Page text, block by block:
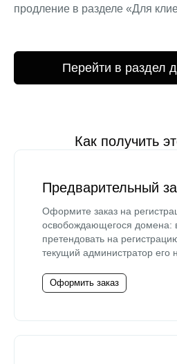
продление в разделе «Для
Перейти в раздел
Как получить
Предварительный
Оформите заказ на
освобождающегося домена:
претендовать на
текущий администратор его
Оформить заказ